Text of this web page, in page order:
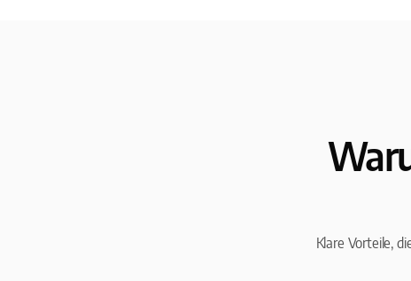
Klare Vorteile,